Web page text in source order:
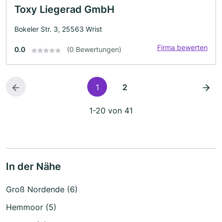
Toxy Liegerad GmbH
Bokeler Str. 3, 25563 Wrist
0.0 (0 Bewertungen) Firma bewerten
1 2
1-20 von 41
In der Nähe
Groß Nordende (6)
Hemmoor (5)